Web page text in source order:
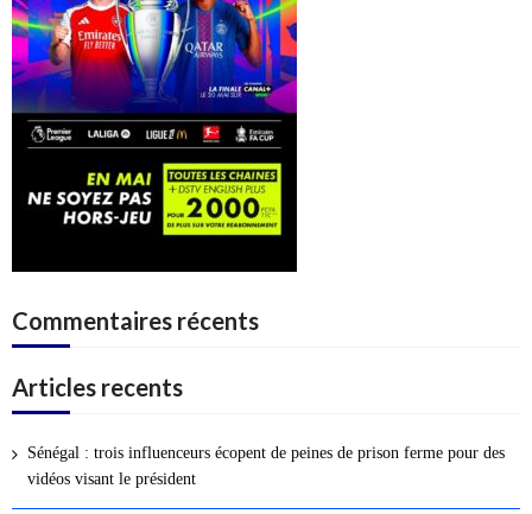
Commentaires récents
Articles recents
Sénégal : trois influenceurs écopent de peines de prison ferme pour des
vidéos visant le président